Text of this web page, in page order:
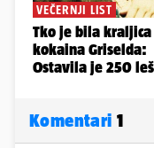
Komentari 1